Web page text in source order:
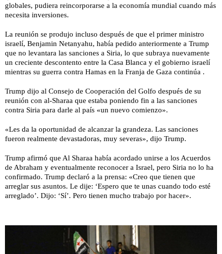
globales, pudiera reincorporarse a la economía mundial cuando más
necesita inversiones.
La reunión se produjo incluso después de que el primer ministro
israelí, Benjamin Netanyahu, había pedido anteriormente a Trump
que no levantara las sanciones a Siria, lo que subraya nuevamente
un creciente descontento entre la Casa Blanca y el gobierno israelí
mientras su guerra contra Hamas en la Franja de Gaza continúa .
Trump dijo al Consejo de Cooperación del Golfo después de su
reunión con al-Sharaa que estaba poniendo fin a las sanciones
contra Siria para darle al país «un nuevo comienzo».
«Les da la oportunidad de alcanzar la grandeza. Las sanciones
fueron realmente devastadoras, muy severas», dijo Trump.
Trump afirmó que Al Sharaa había acordado unirse a los Acuerdos
de Abraham y eventualmente reconocer a Israel, pero Siria no lo ha
confirmado. Trump declaró a la prensa: «Creo que tienen que
arreglar sus asuntos. Le dije: ‘Espero que te unas cuando todo esté
arreglado’. Dijo: ‘Sí’. Pero tienen mucho trabajo por hacer».